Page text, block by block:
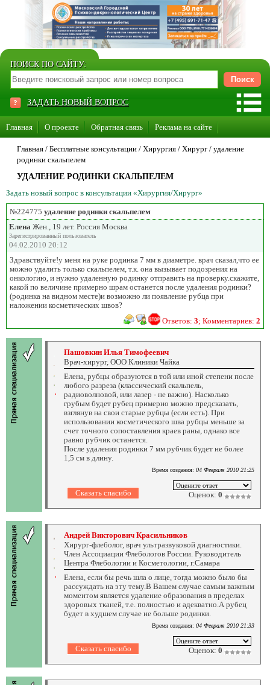
ПОИСК ПО САЙТУ:
ЗАДАТЬ НОВЫЙ ВОПРОС
Главная О проекте Обратная связь Реклама на сайте
Стать консультантом нашего сайта
Главная / Бесплатные консультации / Хирургия / Хирург / удаление
родинки скальпелем
УДАЛЕНИЕ РОДИНКИ СКАЛЬПЕЛЕМ
Задать новый вопрос в консультации «Хирургия/Хирург»
№224775 удаление родинки скальпелем
Елена Жен., 19 лет. Россия Москва
Зарегистрированный пользователь
04.02.2010 20:12
Здравствуйте!у меня на руке родинка 7 мм в диаметре. врач сказал,что ее
можно удалить только скальпелем, т.к. она вызывает подозрения на
онкологию, и нужно удаленную родинку отправить на проверку.скажите,
какой по величине примерно шрам останется после удаления родинки?
(родинка на видном месте)и возможно ли появление рубца при
наложении косметических швов?
Ответов: 3; Комментариев: 2
Пашовкин Илья Тимофеевич
Врач-хирург, ООО Клиники Чайка
Елена, рубцы образуются в той или иной степени после
любого разреза (классический скальпель,
радиоволновой, или лазер - не важно). Насколько
грубым будет рубец примерно можно предсказать,
взглянув на свои старые рубцы (если есть). При
использовании косметического шва рубцы меньше за
счет точного сопоставления краев раны, однако все
равно рубчик останется.
После удаления родинки 7 мм рубчик будет не более
1,5 см в длину.
Время создания: 04 Февраля 2010 21:25
Оценок: 0
Андрей Викторович Красильников
Хирург-флеболог, врач ультразвуковой диагностики.
Член Ассоциации Флебологов России. Руководитель
Центра Флебологии и Косметологии, г.Самара
Елена, если бы речь шла о лице, тогда можно было бы
рассуждать на эту тему.В Вашем случае самым важным
моментом является удаление образования в пределах
здоровых тканей, т.е. полностью и адекватно.А рубец
будет в худшем случае не больше родинки.
Время создания: 04 Февраля 2010 21:33
Оценок: 0